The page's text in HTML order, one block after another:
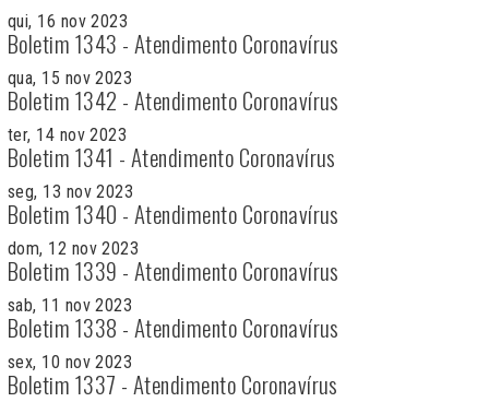
qui, 16 nov 2023
Boletim 1343 - Atendimento Coronavírus
qua, 15 nov 2023
Boletim 1342 - Atendimento Coronavírus
ter, 14 nov 2023
Boletim 1341 - Atendimento Coronavírus
seg, 13 nov 2023
Boletim 1340 - Atendimento Coronavírus
dom, 12 nov 2023
Boletim 1339 - Atendimento Coronavírus
sab, 11 nov 2023
Boletim 1338 - Atendimento Coronavírus
sex, 10 nov 2023
Boletim 1337 - Atendimento Coronavírus